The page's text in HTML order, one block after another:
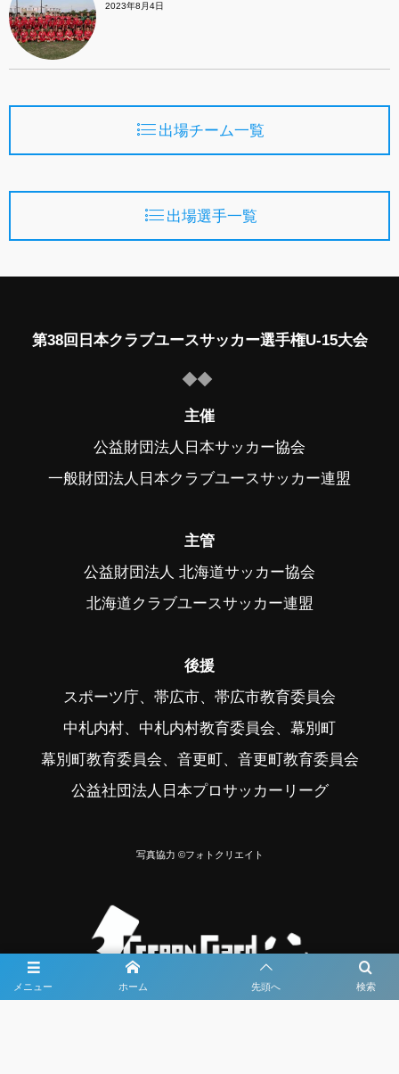
2023年8月4日
出場チーム一覧
出場選手一覧
メニュー 検索
ホーム 先頭へ
第38回日本クラブユースサッカー選手権U-15大会
主催
公益財団法人日本サッカー協会
一般財団法人日本クラブユースサッカー連盟
主管
公益財団法人 北海道サッカー協会
北海道クラブユースサッカー連盟
後援
スポーツ庁、帯広市、帯広市教育委員会
中札内村、中札内村教育委員会、幕別町
幕別町教育委員会、音更町、音更町教育委員会
公益社団法人日本プロサッカーリーグ
写真協力 ©フォトクリエイト